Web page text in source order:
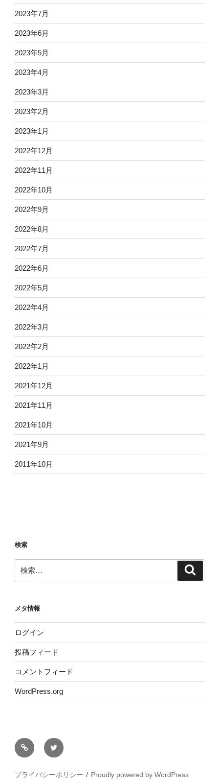
2023年7月
2023年6月
2023年5月
2023年4月
2023年3月
2023年2月
2023年1月
2022年12月
2022年11月
2022年10月
2022年9月
2022年8月
2022年7月
2022年6月
2022年5月
2022年4月
2022年3月
2022年2月
2022年1月
2021年12月
2021年11月
2021年10月
2021年9月
2011年10月
検索
索:
メタ情報
ログイン
投稿フィード
コメントフィード
WordPress.org
サ
イ
Twitter
プライバシーポリシー Proudly powered by WordPress